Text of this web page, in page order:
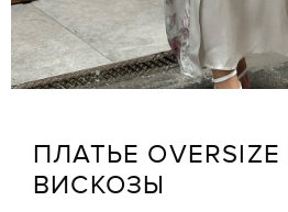
ПЛАТЬЕ
ВИСКОЗЫ